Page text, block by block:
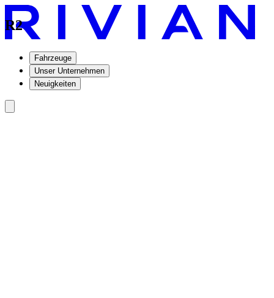
Fahrzeuge
Unser Unternehmen
Neuigkeiten
R2